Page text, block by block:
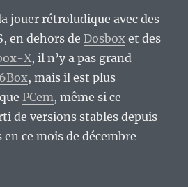
jouer rétroludique avec des
en dehors deDosbox et des
X, il n’y a pas grand
, mais il est plus
PCem, même si ce
de versions stables depuis
ce mois de décembre